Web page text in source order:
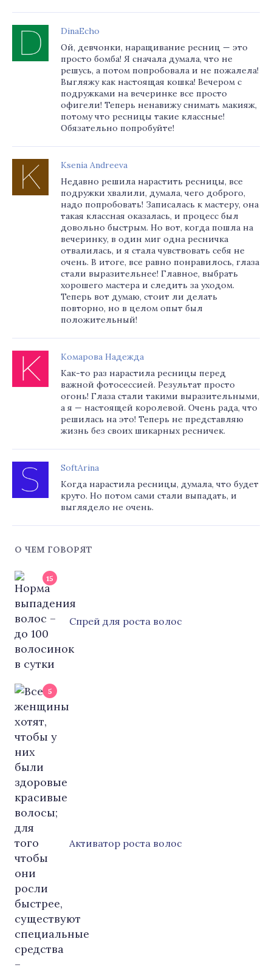
DinaEcho
Ой, девчонки, наращивание ресниц — это
просто бомба! Я сначала думала, что не
решусь, а потом попробовала и не пожалела!
Выгляжу как настоящая кошка! Вечером с
подружками на вечеринке все просто
офигели! Теперь ненавижу снимать макияж,
потому что ресницы такие классные!
Обязательно попробуйте!
Ksenia Andreeva
Недавно решила нарастить ресницы, все
подружки хвалили, думала, чего доброго,
надо попробовать! Записалась к мастеру, она
такая классная оказалась, и процесс был
довольно быстрым. Но вот, когда пошла на
вечеринку, в один миг одна ресничка
отвалилась, и я стала чувствовать себя не
очень. В итоге, все равно понравилось, глаза
стали выразительнее! Главное, выбрать
хорошего мастера и следить за уходом.
Теперь вот думаю, стоит ли делать
повторно, но в целом опыт был
положительный!
Комарова Надежда
Как-то раз нарастила ресницы перед
важной фотосессией. Результат просто
огонь! Глаза стали такими выразительными,
а я — настоящей королевой. Очень рада, что
решилась на это! Теперь не представляю
жизнь без своих шикарных ресничек.
SoftArina
Когда нарастила ресницы, думала, что будет
круто. Но потом сами стали выпадать, и
выглядело не очень.
О ЧЕМ ГОВОРЯТ
15
Cпрей для роста волос
5
Активатор роста волос